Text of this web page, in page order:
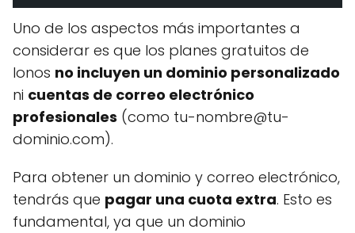
Uno de los aspectos más importantes a
considerar es que los planes gratuitos de
Ionos no incluyen un dominio personalizado
ni cuentas de correo electrónico
profesionales (como tu-nombre@tu-
dominio.com).
Para obtener un dominio y correo electrónico,
tendrás que pagar una cuota extra. Esto es
fundamental, ya que un dominio